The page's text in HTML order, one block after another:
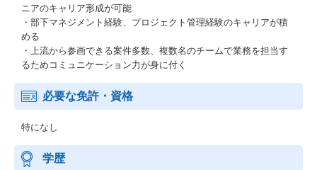
ニアのキャリア形成が可能
・部下マネジメント経験、プロジェクト管理経験のキャリアが積
める
・上流から参画できる案件多数、複数名のチームで業務を担当す
るためコミュニケーション力が身に付く
必要な免許・資格
特になし
学歴